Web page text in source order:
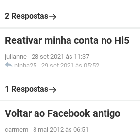
2 Respostas
Reativar minha conta no Hi5
julianne - 28 set 2021 às 11:37
ninha25 - 29 set 2021 às 05:52
1 Respostas
Voltar ao Facebook antigo
carmem - 8 mai 2012 às 06:51